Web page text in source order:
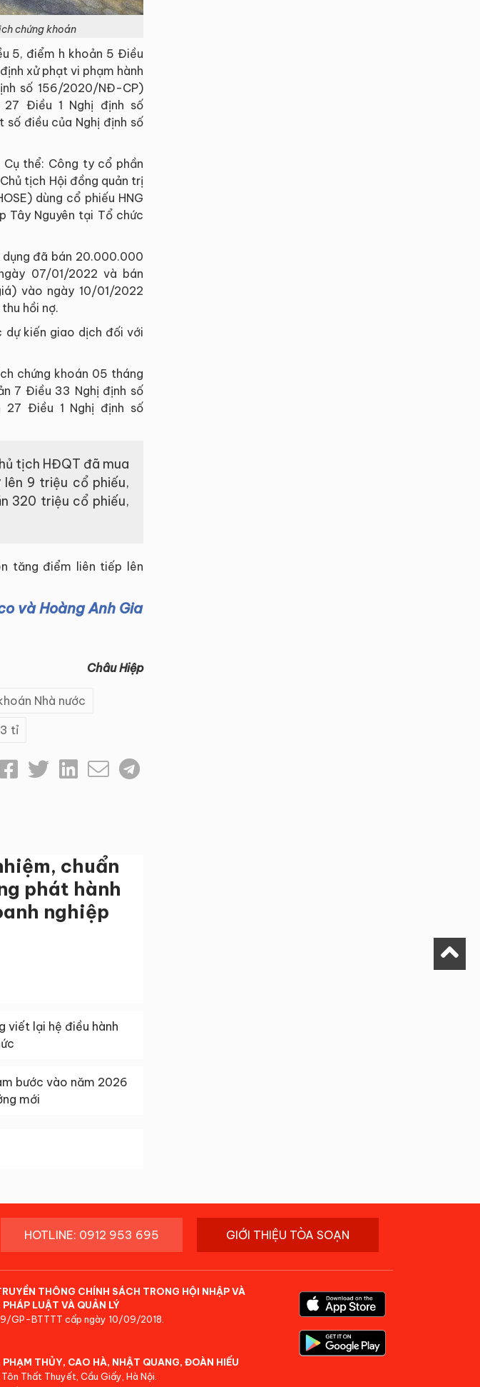
chứng khoán
5, điểm h khoản 5 Điều
xử phạt vi phạm hành
số 156/2020/NĐ-CP)
Điều 1 Nghị định số
số điều của Nghị định số
thể: Công ty cổ phần
tịch Hội đồng quản trị
dùng cổ phiếu HNG
Tây Nguyên tại Tổ chức
đã bán 20.000.000
07/01/2022 và bán
vào ngày 10/01/2022
hồi nợ.
dự kiến giao dịch đối với
chứng khoán 05 tháng
7 Điều 33 Nghị định số
Điều 1 Nghị định số
tịch HĐQT đã mua
9 triệu cổ phiếu,
320 triệu cổ phiếu,
tăng điểm liên tiếp lên
và Hoàng Anh Gia
Châu Hiệp
Nhà nước
tỉ
chuẩn
phát hành
nghiệp
viết lại hệ điều hành
bước vào năm 2026
mới
HOTLINE: 0912 953 695 GIỚI THIỆU TÒA SOẠN
THÔNG CHÍNH SÁCH TRONG HỘI NHẬP VÀ
LUẬT VÀ QUẢN LÝ
GP-BTTTT cấp ngày 10/09/2018.
THỦY, CAO HÀ, NHẬT QUANG, ĐOÀN HIẾU
Thất Thuyết, Cầu Giấy, Hà Nội.